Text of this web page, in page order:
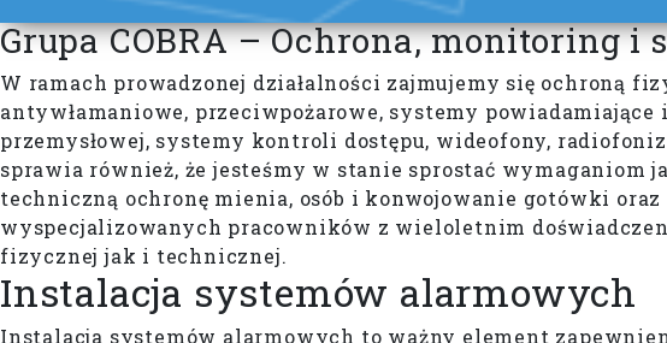
Grupa COBRA – Ochrona, monitoring i
W ramach prowadzonej działalności zajmujemy się ochroną
antywłamaniowe, przeciwpożarowe, systemy
przemysłowej, systemy kontroli dostępu, wideofony,
sprawia również, że jesteśmy w stanie sprostać
techniczną ochronę mienia, osób i konwojowanie gotówki
wyspecjalizowanych pracowników z wieloletnim
fizycznej jak i technicznej.
Instalacja systemów alarmowych
Instalacja systemów alarmowych to ważny element